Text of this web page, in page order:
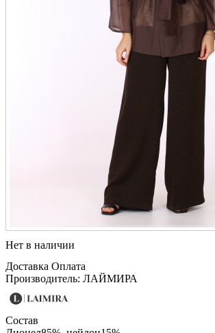
Нет в наличии
Доставка Оплата
Производитель: ЛАЙМИРА
Состав